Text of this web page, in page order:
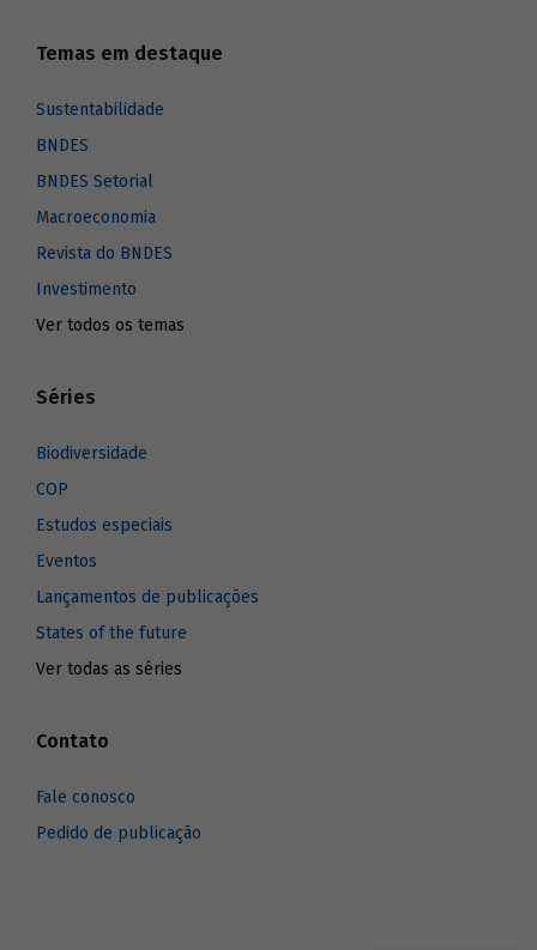
Temas em destaque
Sustentabilidade
BNDES
BNDES Setorial
Macroeconomia
Revista do BNDES
Investimento
Ver todos os temas
Séries
Biodiversidade
COP
Estudos especiais
Eventos
Lançamentos de publicações
States of the future
Ver todas as séries
Contato
Fale conosco
Pedido de publicação